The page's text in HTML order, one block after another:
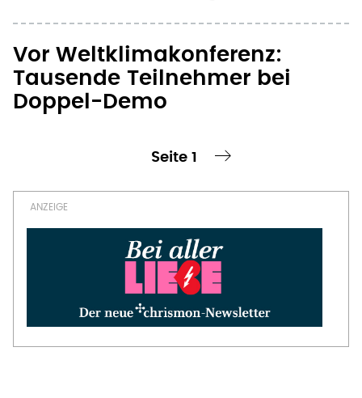
Vor Weltklimakonferenz:
Tausende Teilnehmer bei
Doppel-Demo
Seite 1
nächste Seite ›